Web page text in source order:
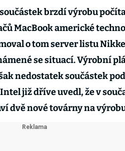
brzdí výrobu
MacBook americké
o tom server listu
se situací. Výrobní
nedostatek součástek
již dříve uvedl, že v
dvě nové továrny na